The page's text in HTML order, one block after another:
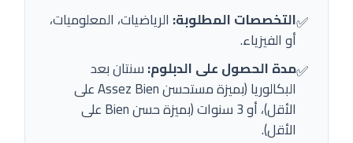
✅التخصصات المطلوبة: الرياضيات، المعلوميات،
أو الفيزياء.
✅مدة الحصول على الدبلوم:سنتان بعد
البكالوريا (بميزة مستحسن Assez Bien على
الأقل)، أو 3 سنوات (بميزة حسن Bien على
الأقل).